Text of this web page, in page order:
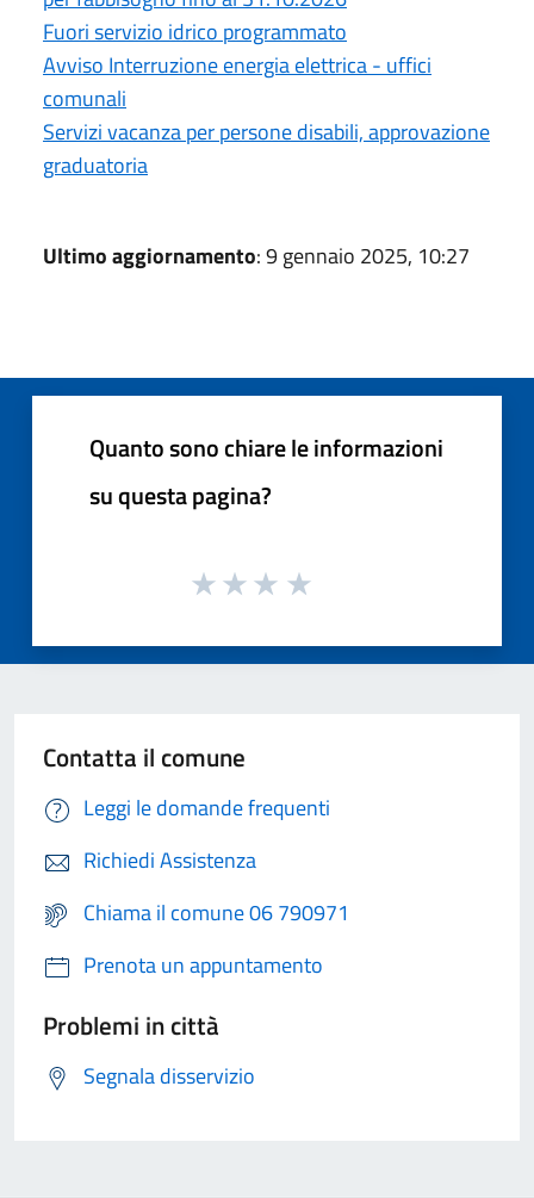
Fuori servizio idrico programmato
Avviso Interruzione energia elettrica - uffici
comunali
Servizi vacanza per persone disabili, approvazione
graduatoria
Ultimo aggiornamento: 9 gennaio 2025, 10:27
Quanto sono chiare le informazioni
su questa pagina?
Contatta il comune
Leggi le domande frequenti
Richiedi Assistenza
Chiama il comune 06 790971
Prenota un appuntamento
Problemi in città
Segnala disservizio